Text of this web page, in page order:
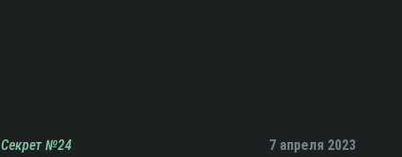
Секрет №24 7 апреля 2023